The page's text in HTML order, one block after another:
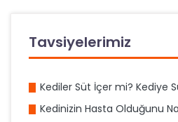
Tavsiyelerimiz
Kediler Süt İçer mi? Kediye
Kedinizin Hasta Olduğunu